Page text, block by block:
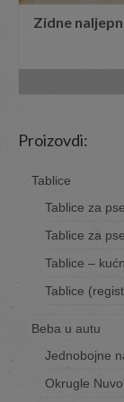
Zidne
Proizovdi:
Tablice
Tablice za
Tablice za
Tablice –
Tablice
Beba u autu
Jednobojne
Okrugle